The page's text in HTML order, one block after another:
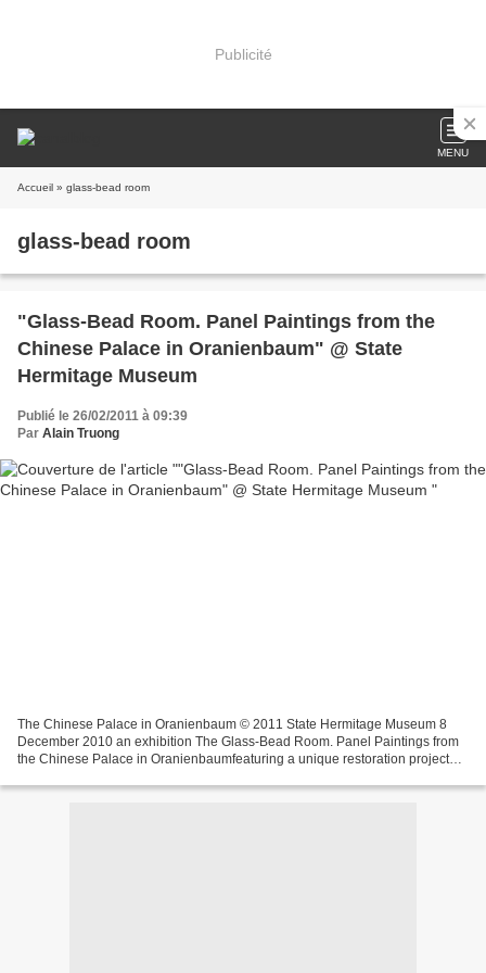
Publicité
MENU
Accueil » glass-bead room
glass-bead room
"Glass-Bead Room. Panel Paintings from the
Chinese Palace in Oranienbaum" @ State
Hermitage Museum
Publié le 26/02/2011 à 09:39
Par Alain Truong
The Chinese Palace in Oranienbaum © 2011 State Hermitage Museum 8
December 2010 an exhibition The Glass-Bead Room. Panel Paintings from
the Chinese Palace in Oranienbaumfeaturing a unique restoration project